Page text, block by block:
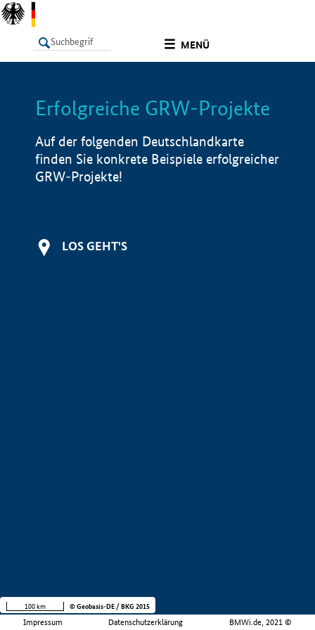
MENÜ
LISTE Info
Erfolgreiche GRW-Projekte
Auf der folgenden Deutschlandkarte
finden Sie konkrete Beispiele erfolgreicher
GRW-Projekte!
LOS GEHT'S
Impressum Datenschutzerklärung BMWi.de, 2021 ©
100 km © Geobasis-DE / BKG 2015